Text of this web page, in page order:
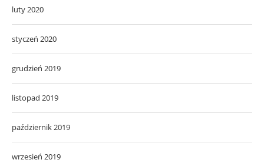
luty 2020
styczeń 2020
grudzień 2019
listopad 2019
październik 2019
wrzesień 2019